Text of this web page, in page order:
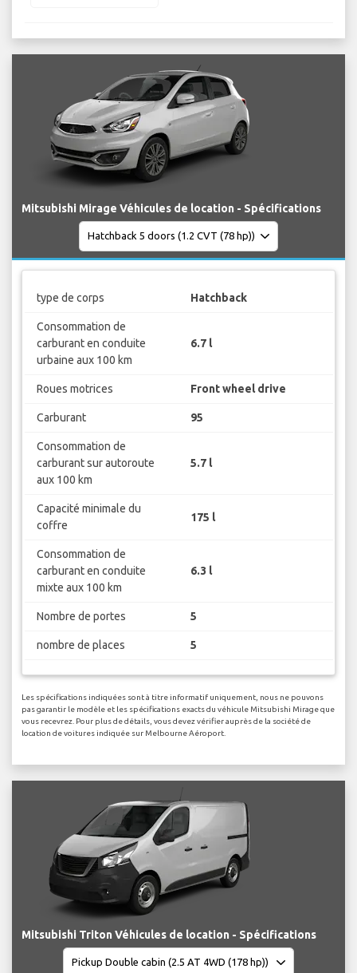
Mitsubishi Mirage Véhicules de location - Spécifications
type de corps Hatchback
Consommation de
carburant en conduite
urbaine aux 100 km
6.7 l
Roues motrices Front wheel drive
Carburant 95
Consommation de
carburant sur autoroute
aux 100 km
5.7 l
Capacité minimale du
coffre
175 l
Consommation de
carburant en conduite
mixte aux 100 km
6.3 l
Nombre de portes 5
nombre de places 5
Les spécifications indiquées sont à titre informatif uniquement, nous ne pouvons
pas garantir le modèle et les spécifications exacts du véhicule Mitsubishi Mirage que
vous recevrez. Pour plus de détails, vous devez vérifier auprès de la société de
location de voitures indiquée sur Melbourne Aéroport.
Mitsubishi Triton Véhicules de location - Spécifications